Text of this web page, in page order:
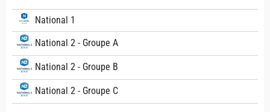
National 1
National 2 - Groupe A
National 2 - Groupe B
National 2 - Groupe C